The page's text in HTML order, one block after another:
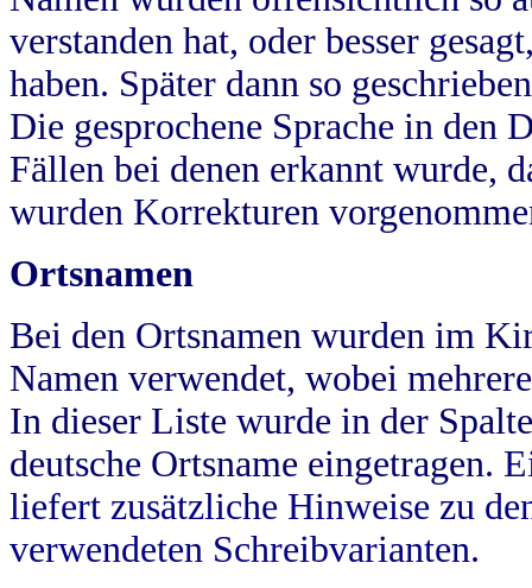
verstanden hat, oder besser
haben. Später dann so
Die gesprochene Sprache in
Fällen bei denen erkannt wurde,
wurden Korrekturen
Ortsnamen
Bei den Ortsnamen wurden im
Namen verwendet, wobei
In dieser Liste wurde in der
deutsche Ortsname eingetragen.
liefert zusätzliche Hinweise zu
verwendeten Schreibvarianten.